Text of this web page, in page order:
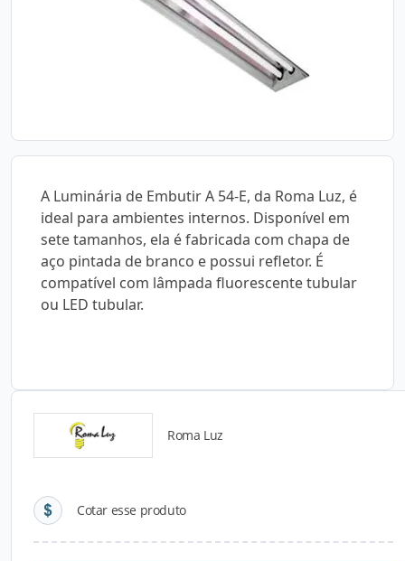
A Luminária de Embutir A 54-E, da Roma Luz, é
ideal para ambientes internos. Disponível em
sete tamanhos, ela é fabricada com chapa de
aço pintada de branco e possui refletor. É
compatível com lâmpada fluorescente tubular
ou LED tubular.
Roma Luz
Cotar esse produto
Detalhes do produto
Descrição do Produto